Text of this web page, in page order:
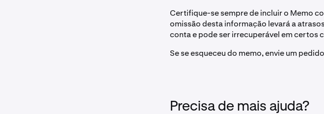
Certifique-se sempre de incluir o Memo
omissão desta informação levará a
conta e pode ser irrecuperável em certos
Se se esqueceu do memo, envie um
Precisa de mais ajuda?